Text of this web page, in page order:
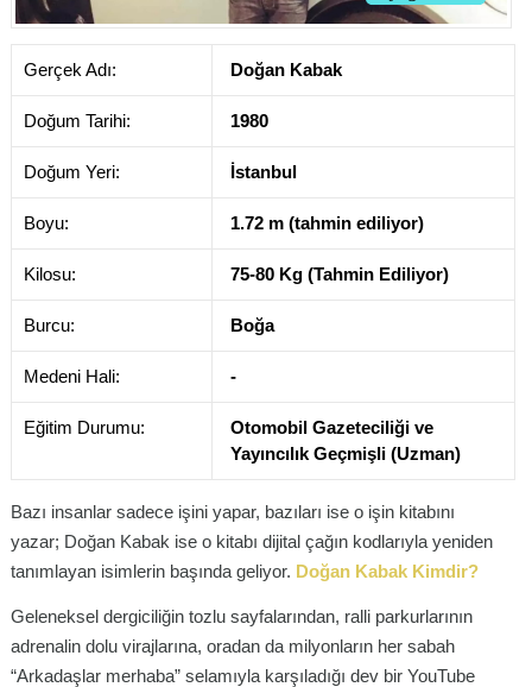
Gerçek Adı: Doğan Kabak
Doğum Tarihi: 1980
Doğum Yeri: İstanbul
Boyu: 1.72 m (tahmin ediliyor)
Kilosu: 75-80 Kg (Tahmin Ediliyor)
Burcu: Boğa
Medeni Hali: -
Eğitim Durumu:
Otomobil Gazeteciliği ve
Yayıncılık Geçmişli (Uzman)
Bazı insanlar sadece işini yapar, bazıları ise o işin kitabını
yazar; Doğan Kabak ise o kitabı dijital çağın kodlarıyla yeniden
tanımlayan isimlerin başında geliyor. Doğan Kabak Kimdir?
Geleneksel dergiciliğin tozlu sayfalarından, ralli parkurlarının
adrenalin dolu virajlarına, oradan da milyonların her sabah
“Arkadaşlar merhaba” selamıyla karşıladığı dev bir YouTube